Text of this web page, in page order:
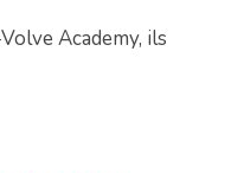
Academy, ils